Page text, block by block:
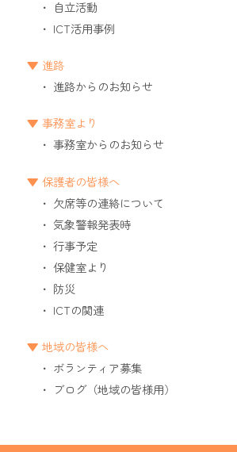
自立活動
ICT活用事例
進路
進路からのお知らせ
事務室より
事務室からのお知らせ
保護者の皆様へ
欠席等の連絡について
気象警報発表時
行事予定
保健室より
防災
ICTの関連
地域の皆様へ
ボランティア募集
ブログ（地域の皆様用）